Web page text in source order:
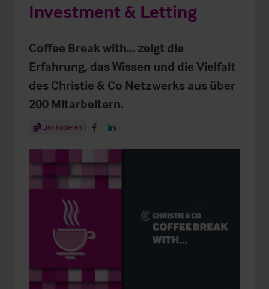
Investment & Letting
Coffee Break with… zeigt die
Erfahrung, das Wissen und die Vielfalt
des Christie & Co Netzwerks aus über
200 Mitarbeitern.
Share Article
Link kopieren Share on Facebook
Share on LinkedIn